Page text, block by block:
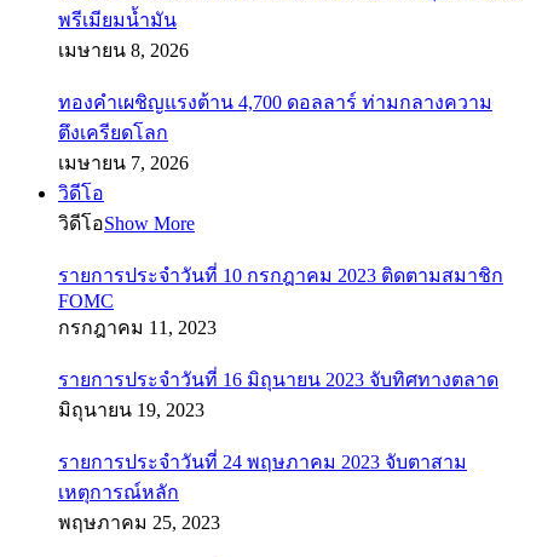
พรีเมียมน้ำมัน
เมษายน 8, 2026
ทองคำเผชิญแรงต้าน 4,700 ดอลลาร์ ท่ามกลางความ
ตึงเครียดโลก
เมษายน 7, 2026
วิดีโอ
วิดีโอShow More
รายการประจำวันที่ 10 กรกฎาคม 2023 ติดตามสมาชิก
FOMC
กรกฎาคม 11, 2023
รายการประจำวันที่ 16 มิถุนายน 2023 จับทิศทางตลาด
มิถุนายน 19, 2023
รายการประจำวันที่ 24 พฤษภาคม 2023 จับตาสาม
เหตุการณ์หลัก
พฤษภาคม 25, 2023